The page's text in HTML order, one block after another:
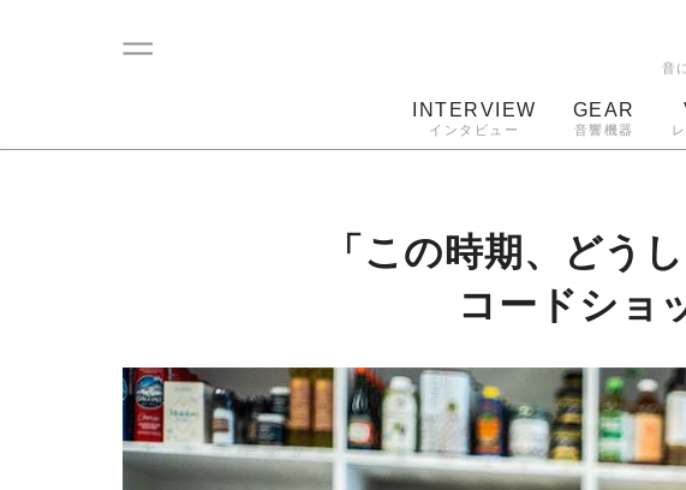
音
INTERVIEW
インタビュー
GEAR
音響機器
「この時期、どう
コードショ